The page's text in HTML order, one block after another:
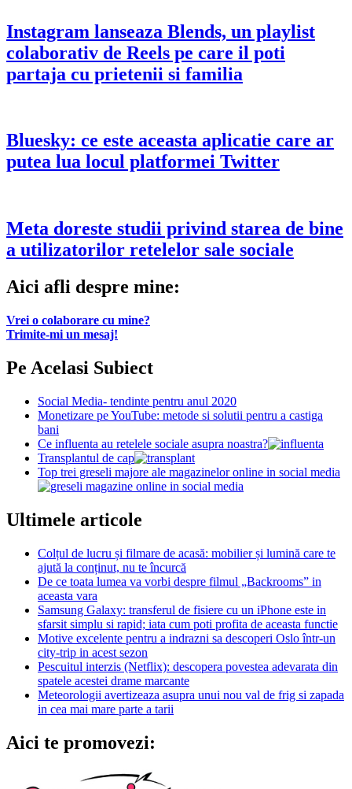
Instagram lanseaza Blends, un playlist
colaborativ de Reels pe care il poti
partaja cu prietenii si familia
Bluesky: ce este aceasta aplicatie care ar
putea lua locul platformei Twitter
Meta doreste studii privind starea de bine
a utilizatorilor retelelor sale sociale
Aici afli despre mine:
Vrei o colaborare cu mine?
Trimite-mi un mesaj!
Pe Acelasi Subiect
Social Media- tendinte pentru anul 2020
Monetizare pe YouTube: metode si solutii pentru a castiga
bani
Ce influenta au retelele sociale asupra noastra?
Transplantul de cap
Top trei greseli majore ale magazinelor online in social media
Ultimele articole
Colțul de lucru și filmare de acasă: mobilier și lumină care te
ajută la conținut, nu te încurcă
De ce toata lumea va vorbi despre filmul „Backrooms” in
aceasta vara
Samsung Galaxy: transferul de fisiere cu un iPhone este in
sfarsit simplu si rapid; iata cum poti profita de aceasta functie
Motive excelente pentru a indrazni sa descoperi Oslo într-un
city-trip in acest sezon
Pescuitul interzis (Netflix): descopera povestea adevarata din
spatele acestei drame marcante
Meteorologii avertizeaza asupra unui nou val de frig si zapada
in cea mai mare parte a tarii
Aici te promovezi: